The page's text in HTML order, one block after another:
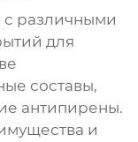
с различными
для
составы,
антипирены.
и